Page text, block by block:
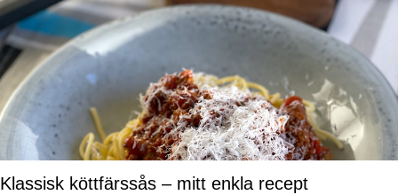
Klassisk köttfärssås – mitt enkla recept